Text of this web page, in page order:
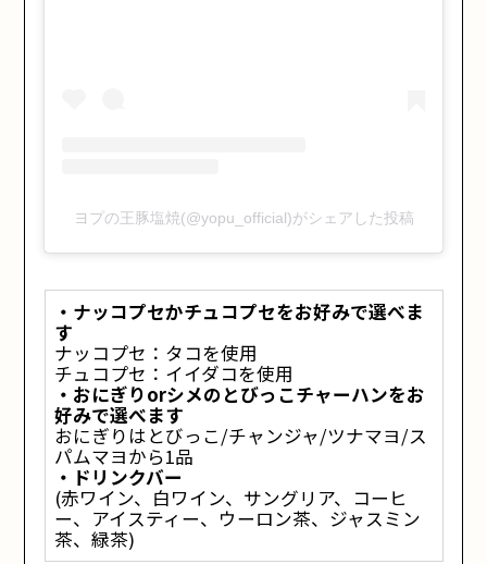
ヨプの王豚塩焼(@yopu_official)がシェアした投稿
・ナッコプセかチュコプセをお好みで選べま
す
ナッコプセ：タコを使用
チュコプセ：イイダコを使用
・おにぎりorシメのとびっこチャーハンをお
好みで選べます
おにぎりはとびっこ/チャンジャ/ツナマヨ/ス
パムマヨから1品
・ドリンクバー
(赤ワイン、白ワイン、サングリア、コーヒ
ー、アイスティー、ウーロン茶、ジャスミン
茶、緑茶)